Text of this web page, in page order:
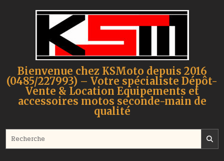
Bienvenue chez KSMoto depuis 2016
(0485/227993) – Votre spécialiste Dépôt-
Vente & Location Equipements et
accessoires motos seconde-main de
qualité